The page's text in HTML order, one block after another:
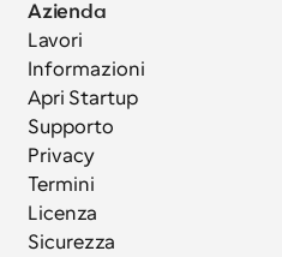
Azienda
Lavori
Informazioni
Apri Startup
Supporto
Privacy
Termini
Licenza
Sicurezza